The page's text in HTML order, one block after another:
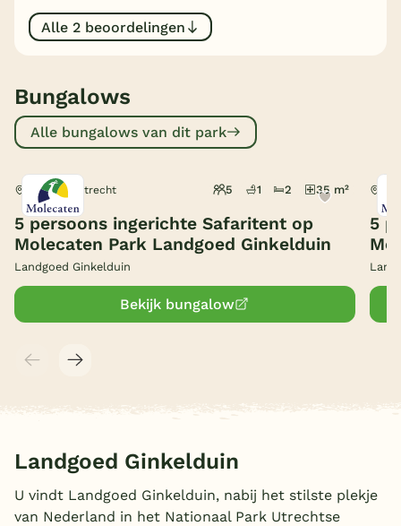
Alle 2 beoordelingen
Bungalows
Alle bungalows van dit park
Leersum, Utrecht 5 1 2 35 m²
5 persoons ingerichte Safaritent op
Molecaten Park Landgoed Ginkelduin
Landgoed Ginkelduin
Bekijk bungalow
5
Landgoed Ginkelduin
U vindt Landgoed Ginkelduin, nabij het stilste plekje
van Nederland in het Nationaal Park Utrechtse